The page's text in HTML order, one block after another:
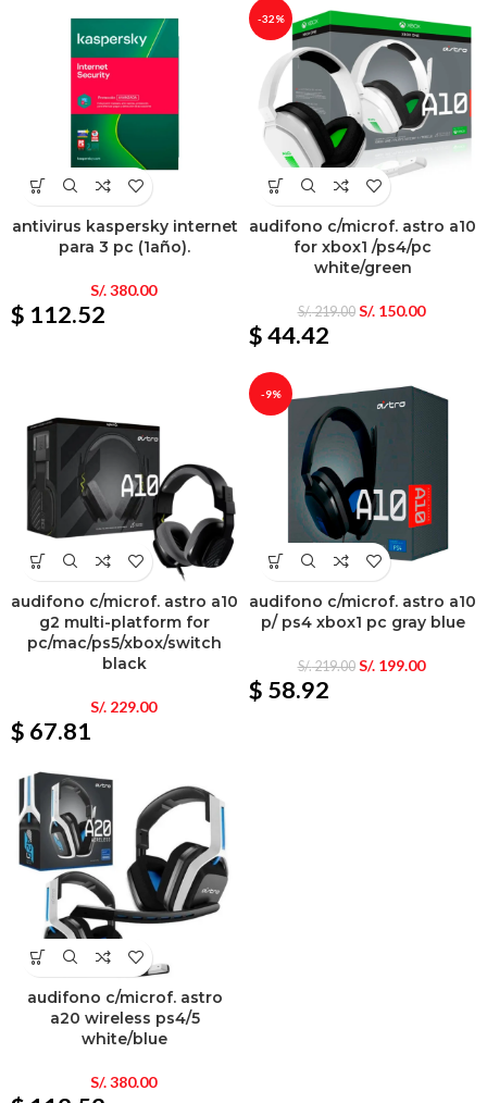
antivirus kaspersky internet
para 3 pc (1año).
S/.380.00
$ 112.52
-32%
audifono c/microf. astro a10
for xbox1 /ps4/pc
white/green
S/.219.00 S/.150.00
$ 44.42
audifono c/microf. astro a10
g2 multi-platform for
pc/mac/ps5/xbox/switch
black
S/.229.00
$ 67.81
-9%
audifono c/microf. astro a10
p/ ps4 xbox1 pc gray blue
S/.219.00 S/.199.00
$ 58.92
audifono c/microf. astro
a20 wireless ps4/5
white/blue
S/.380.00